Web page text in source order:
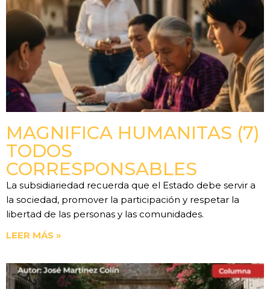
MAGNIFICA HUMANITAS (7)
TODOS
CORRESPONSABLES
La subsidiariedad recuerda que el Estado debe servir a
la sociedad, promover la participación y respetar la
libertad de las personas y las comunidades.
LEER MÁS »